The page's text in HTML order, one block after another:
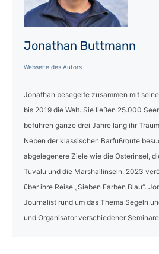
Jonathan Buttmann
Webseite des Autors
Jonathan besegelte zusammen mit
bis 2019 die Welt. Sie ließen 25.000
befuhren ganze drei Jahre lang ihr
Neben der klassischen Barfußroute
abgelegenere Ziele wie die Osterinsel,
Tuvalu und die Marshallinseln. 2023
über ihre Reise „Sieben Farben Blau“.
Journalist rund um das Thema Segeln
und Organisator verschiedener